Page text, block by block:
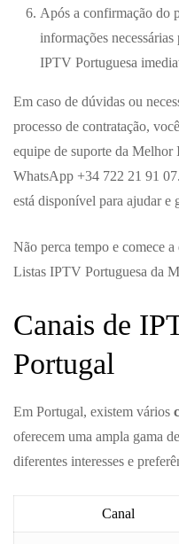
Após a confirmação do
informações
IPTV Portuguesa
Em caso de dúvidas ou
processo de contratação,
equipe de suporte da
WhatsApp +34 722 21 91
está disponível para ajudar e
Não perca tempo e comece
Listas IPTV Portuguesa da
Canais de
Portugal
Em Portugal, existem vários
oferecem uma ampla gama
diferentes interesses e
Canal